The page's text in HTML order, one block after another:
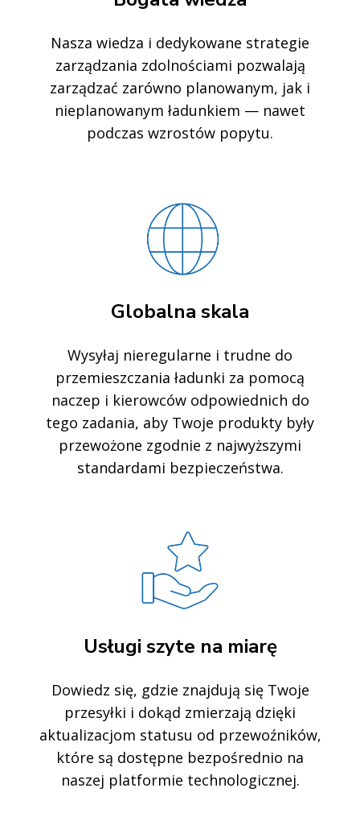
Nasza wiedza i dedykowane strategie
zarządzania zdolnościami pozwalają
zarządzać zarówno planowanym, jak i
nieplanowanym ładunkiem — nawet
podczas wzrostów popytu.
Globalna skala
Wysyłaj nieregularne i trudne do
przemieszczania ładunki za pomocą
naczep i kierowców odpowiednich do
tego zadania, aby Twoje produkty były
przewożone zgodnie z najwyższymi
standardami bezpieczeństwa.
Usługi szyte na miarę
Dowiedz się, gdzie znajdują się Twoje
przesyłki i dokąd zmierzają dzięki
aktualizacjom statusu od przewoźników,
które są dostępne bezpośrednio na
naszej platformie technologicznej.